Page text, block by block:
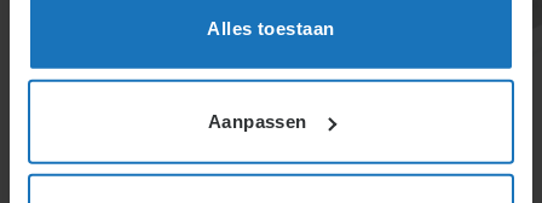
Alles toestaan
Aanpassen
verlengd of beëindigd met wederzijdse instemming.
contract met voorwaarden van de vorige
zorgvuldige afspraken, vooral bij tijdelijke en
onbepaalde contracten, waarbij regelgeving strikt